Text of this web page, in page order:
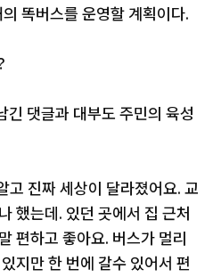
똑버스를 운영할 계획이다.
긴 댓글과 대부도 주민의 육성
고 진짜 세상이 달라졌어요. 교
했는데. 있던 곳에서 집 근처
편하고 좋아요. 버스가 멀리
지만 한 번에 갈수 있어서 편